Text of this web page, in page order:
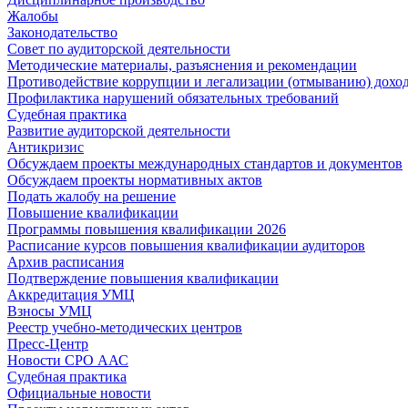
Жалобы
Законодательство
Совет по аудиторской деятельности
Методические материалы, разъяснения и рекомендации
Противодействие коррупции и легализации (отмыванию)
Профилактика нарушений обязательных требований
Судебная практика
Развитие аудиторской деятельности
Антикризис
Обсуждаем проекты международных стандартов и документов
Обсуждаем проекты нормативных актов
Подать жалобу на решение
Повышение квалификации
Программы повышения квалификации 2026
Расписание курсов повышения квалификации аудиторов
Архив расписания
Подтверждение повышения квалификации
Аккредитация УМЦ
Взносы УМЦ
Реестр учебно-методических центров
Пресс-Центр
Новости СРО ААС
Судебная практика
Официальные новости